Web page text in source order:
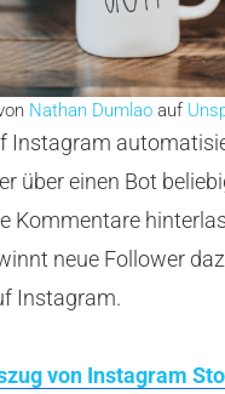
Nathan Dumlao auf
Instagram
über einen Bot
Kommentare
neue Follower
Instagram.
von Instagram